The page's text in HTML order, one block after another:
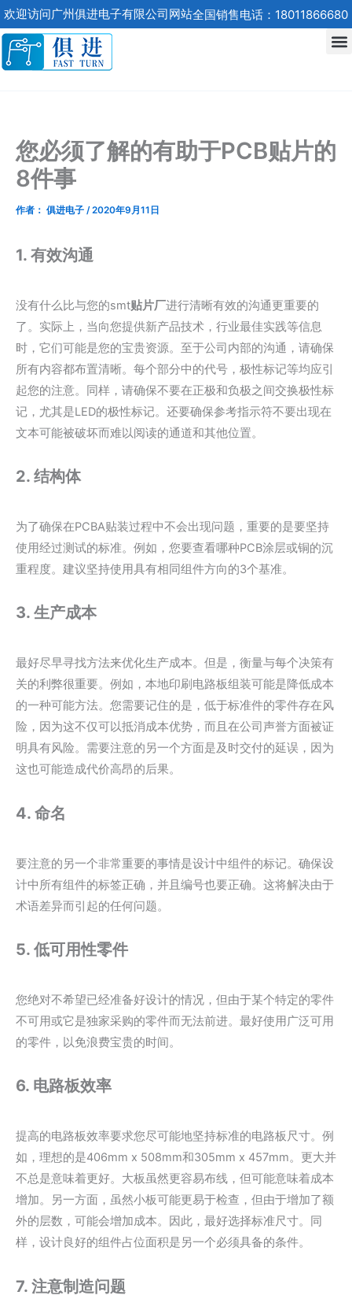
跳
至
内
容
欢迎访问广州俱进电子有限公司网站全国销售电话：18011866680
您必须了解的有助于PCB贴片的
8件事
作者： 俱进电子 /2020年9月11日
1. 有效沟通
没有什么比与您的smt贴片厂进行清晰有效的沟通更重要的
了。实际上，当向您提供新产品技术，行业最佳实践等信息
时，它们可能是您的宝贵资源。至于公司内部的沟通，请确保
所有内容都布置清晰。每个部分中的代号，极性标记等均应引
起您的注意。同样，请确保不要在正极和负极之间交换极性标
记，尤其是LED的极性标记。还要确保参考指示符不要出现在
文本可能被破坏而难以阅读的通道和其他位置。
2. 结构体
为了确保在PCBA贴装过程中不会出现问题，重要的是要坚持
使用经过测试的标准。例如，您要查看哪种PCB涂层或铜的沉
重程度。建议坚持使用具有相同组件方向的3个基准。
3. 生产成本
最好尽早寻找方法来优化生产成本。但是，衡量与每个决策有
关的利弊很重要。例如，本地印刷电路板组装可能是降低成本
的一种可能方法。您需要记住的是，低于标准件的零件存在风
险，因为这不仅可以抵消成本优势，而且在公司声誉方面被证
明具有风险。需要注意的另一个方面是及时交付的延误，因为
这也可能造成代价高昂的后果。
4. 命名
要注意的另一个非常重要的事情是设计中组件的标记。确保设
计中所有组件的标签正确，并且编号也要正确。这将解决由于
术语差异而引起的任何问题。
5. 低可用性零件
您绝对不希望已经准备好设计的情况，但由于某个特定的零件
不可用或它是独家采购的零件而无法前进。最好使用广泛可用
的零件，以免浪费宝贵的时间。
6. 电路板效率
提高的电路板效率要求您尽可能地坚持标准的电路板尺寸。例
如，理想的是406mm x 508mm和305mm x 457mm。更大并
不总是意味着更好。大板虽然更容易布线，但可能意味着成本
增加。另一方面，虽然小板可能更易于检查，但由于增加了额
外的层数，可能会增加成本。因此，最好选择标准尺寸。同
样，设计良好的组件占位面积是另一个必须具备的条件。
7. 注意制造问题